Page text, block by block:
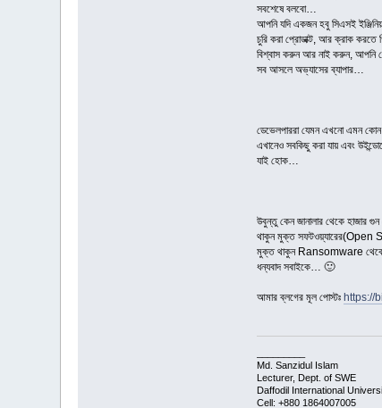
সবশেষে বলবো…
আপনি যদি একজন হবু সিএসই
চুরি করা প্রোডাক্ট, আর ক্রাক করতে
বিশ্বাস করুন আর নাই করুন, আপনি
সব আসলে অভ্যাসের ব্যাপার…
ডেভেলপাররা যেমন এখনো এমন
এখানেও সবকিছু করা যায় এবং
যাই হোক…
উবুন্তু কেন জানালার থেকে হাজার
থাকুন মুক্ত সফটওয়্যারের(Open
মুক্ত থাকুন Ransomware
ধন্যবাদ সবাইকে… 🙂
আমার ব্লগের মূল পোস্টঃ https://
Md. Sanzidul Islam
Lecturer, Dept. of SWE
Daffodil International
Cell: +880 1864007005